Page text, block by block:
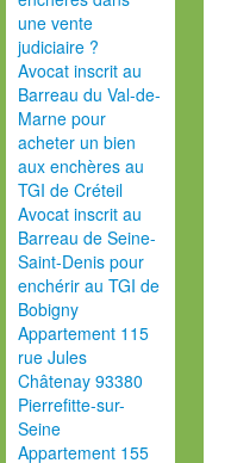
une vente
judiciaire ?
Avocat inscrit au
Barreau du Val-de-
Marne pour
acheter un bien
aux enchères au
TGI de Créteil
Avocat inscrit au
Barreau de Seine-
Saint-Denis pour
enchérir au TGI de
Bobigny
Appartement 115
rue Jules
Châtenay 93380
Pierrefitte-sur-
Seine
Appartement 155